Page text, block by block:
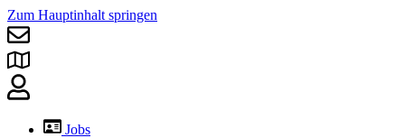
Zum Hauptinhalt springen
Jobs